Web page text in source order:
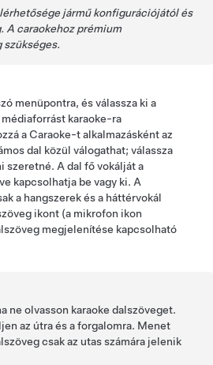
jármű konfigurációjától és
A caraokehoz prémium
szükséges.
menüpontra, és válassza ki a
karaoke-ra
a Caraoke-t alkalmazásként az
dal közül válogathat; válassza
szeretné. A dal fő vokálját a
kapcsolhatja be vagy ki. A
a hangszerek és a háttérvokál
ikont (a mikrofon ikon
megjelenítése kapcsolható
ne olvasson karaoke dalszöveget.
az útra és a forgalomra. Menet
csak az utas számára jelenik